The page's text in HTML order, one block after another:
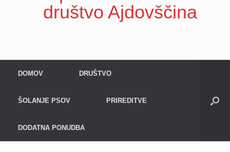
društvo Ajdovščina
DOMOV DRUŠTVO
ŠOLANJE PSOV PRIREDITVE
DODATNA PONUDBA